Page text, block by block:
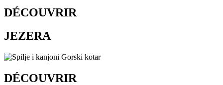
DÉCOUVRIR
JEZERA
DÉCOUVRIR